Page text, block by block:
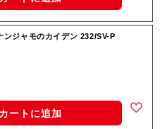
ンジャモのカイデン 232/SV-P
カートに追加